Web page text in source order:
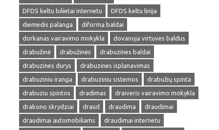
DFDS keltu bilietai internetu
DFDS keltu linija
diemedis palanga
diforma baldai
dorkanas vairavimo mokykla
dovanoja virtuves baldus
drabužinė
drabužinės
drabuzines baldai
drabuzines durys
drabuzines isplanavimas
drabuziniu iranga
drabuziniu sistemos
drabužių spinta
drabuziu spintos
dradimas
draiveris vairavimo mokykla
drakono skrydziai
draud draudima
draudimai
draudimai automobiliams
draudimai internetu